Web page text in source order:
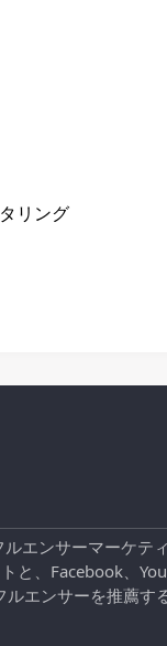
リング
エンサーマーケ
と、Facebook、
エンサーを推薦